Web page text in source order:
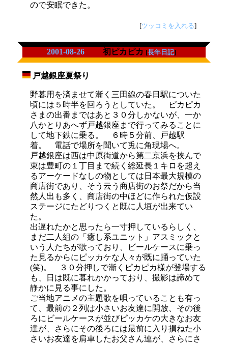
ので安眠できた。
[ツッコミを入れる]
2001-08-26 初ピカピカ [長年日記]
戸越銀座夏祭り
野暮用を済ませて漸く三田線の春日駅についた
頃には５時半を回ろうとしていた。 ピカピカ
さまの出番まではあと３０分しかないが、一か
八かとりあへず戸越銀座まで行ってみることに
して地下鉄に乗る。 ６時５分前、戸越駅
着。 電話で場所を聞いて兎に角現場へ。
戸越銀座は西は中原街道から第二京浜を挟んで
東は豊町の１丁目まで続く総延長１キロを超え
るアーケードなしの物としては日本最大規模の
商店街であり、そう云う商店街のお祭だから当
然人出も多く、商店街の中ほどに作られた仮設
ステージにたどりつくと既に人垣が出来てい
た。
出遅れたかと思ったら一寸押しているらしく、
まだ二人組の「癒し系ユニット」アスミックと
いう人たちが歌っており、ビールケースに乗っ
た見るからにピッカケな人々が既に踊っていた
(笑)。 ３０分押しで漸くピカピカ様が登場する
も、日は既に暮れかかっており、撮影は諦めて
静かに見る事にした。
ご当地アニメの主題歌を唄っていることも有っ
て、最前の２列は小さいお友達に開放、その後
ろにビールケースが並びピッカケの大きなお友
達が、さらにその後ろには最前に入り損ねた小
さいお友達を肩車したお父さん連が、さらにさ